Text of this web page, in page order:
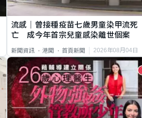
流感｜曾接種疫苗七歲男童染甲流死
亡 成今年首宗兒童感染離世個案
新聞資訊 港聞 首頁新聞 2026年08月04日